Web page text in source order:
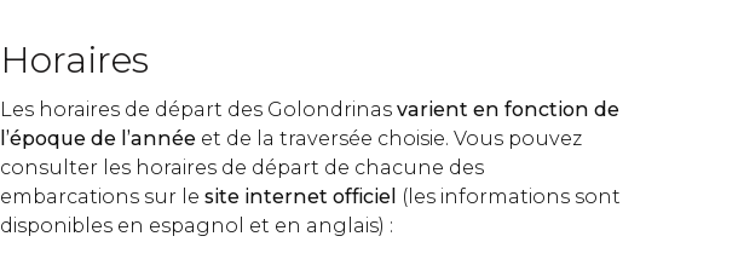
Horaires
Les horaires de départ des Golondrinas varient en fonction de
l’époque de l’année et de la traversée choisie. Vous pouvez
consulter les horaires de départ de chacune des
embarcations sur le site internet officiel (les informations sont
disponibles en espagnol et en anglais) :